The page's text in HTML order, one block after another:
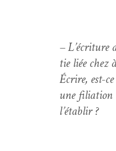
–
tie liée chez
Écrire, est-
une fil­i­a­tion
l’établir ?